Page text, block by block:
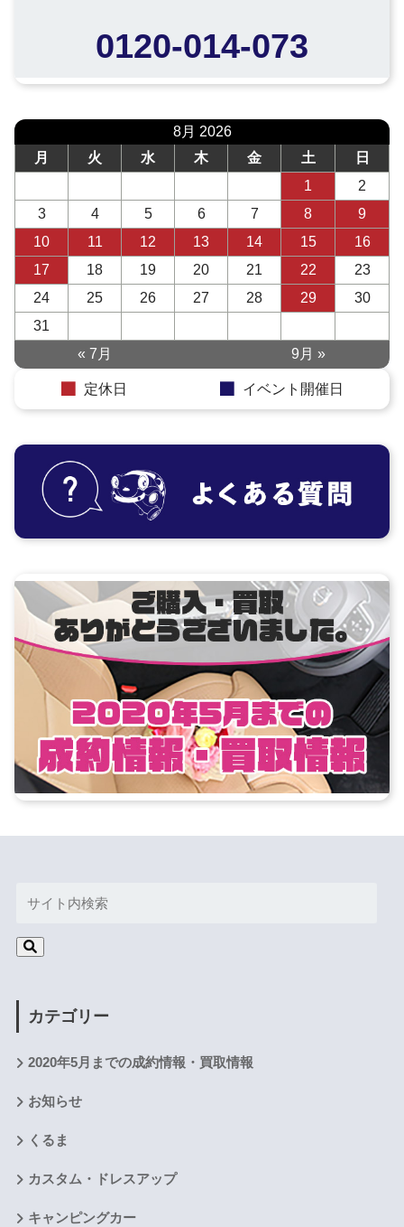
0120-014-073
8月 2026
月
火 水 木 金 土
日
1
2
3
4 5 6 7 8
9
10
11 12 13 14 15
16
17
18 19 20 21 22
23
24
25 26 27 28 29
30
31
« 7月
9月 »
定休日 イベント開催日
カテゴリー
2020年5月までの成約情報・買取情報
お知らせ
くるま
カスタム・ドレスアップ
キャンピングカー